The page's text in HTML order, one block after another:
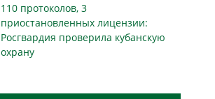
110 протоколов, 3
приостановленных лицензии:
Росгвардия проверила кубанскую
охрану